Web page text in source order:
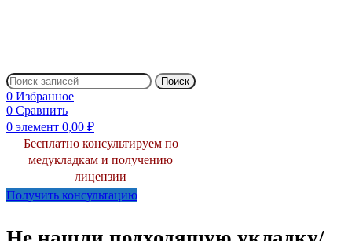
Поиск
0 Избранное
0 Сравнить
0 элемент 0,00 ₽
Бесплатно консультируем по
медукладкам и получению
лицензии
Получить консультацию